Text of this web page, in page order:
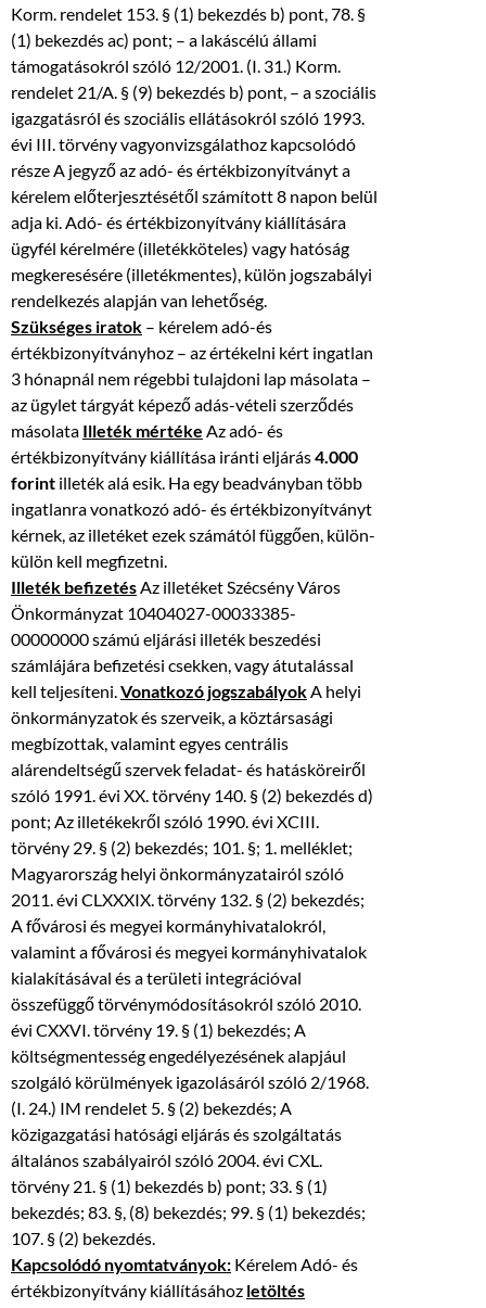
Korm. rendelet 153. § (1) bekezdés b) pont, 78. §
(1) bekezdés ac) pont; – a lakáscélú állami
támogatásokról szóló 12/2001. (I. 31.) Korm.
rendelet 21/A. § (9) bekezdés b) pont, – a szociális
igazgatásról és szociális ellátásokról szóló 1993.
évi III. törvény vagyonvizsgálathoz kapcsolódó
része A jegyző az adó- és értékbizonyítványt a
kérelem előterjesztésétől számított 8 napon belül
adja ki. Adó- és értékbizonyítvány kiállítására
ügyfél kérelmére (illetékköteles) vagy hatóság
megkeresésére (illetékmentes), külön jogszabályi
rendelkezés alapján van lehetőség.
Szükséges iratok – kérelem adó-és
értékbizonyítványhoz – az értékelni kért ingatlan
3 hónapnál nem régebbi tulajdoni lap másolata –
az ügylet tárgyát képező adás-vételi szerződés
másolata Illeték mértéke Az adó- és
értékbizonyítvány kiállítása iránti eljárás4.000
forint illeték alá esik. Ha egy beadványban több
ingatlanra vonatkozó adó- és értékbizonyítványt
kérnek, az illetéket ezek számától függően, külön-
külön kell megfizetni.
Illeték befizetésAz illetéket Szécsény Város
Önkormányzat 10404027-00033385-
00000000 számú eljárási illeték beszedési
számlájára befizetési csekken, vagy átutalással
kell teljesíteni.Vonatkozó jogszabályokA helyi
önkormányzatok és szerveik, a köztársasági
megbízottak, valamint egyes centrális
alárendeltségű szervek feladat- és hatásköreiről
szóló 1991. évi XX. törvény 140. § (2) bekezdés d)
pont; Az illetékekről szóló 1990. évi XCIII.
törvény 29. § (2) bekezdés; 101. §; 1. melléklet;
Magyarország helyi önkormányzatairól szóló
2011. évi CLXXXIX. törvény 132. § (2) bekezdés;
A fővárosi és megyei kormányhivatalokról,
valamint a fővárosi és megyei kormányhivatalok
kialakításával és a területi integrációval
összefüggő törvénymódosításokról szóló 2010.
évi CXXVI. törvény 19. § (1) bekezdés; A
költségmentesség engedélyezésének alapjául
szolgáló körülmények igazolásáról szóló 2/1968.
(I. 24.) IM rendelet 5. § (2) bekezdés; A
közigazgatási hatósági eljárás és szolgáltatás
általános szabályairól szóló 2004. évi CXL.
törvény 21. § (1) bekezdés b) pont; 33. § (1)
bekezdés; 83. §, (8) bekezdés; 99. § (1) bekezdés;
107. § (2) bekezdés.
Kapcsolódó nyomtatványok: Kérelem Adó- és
értékbizonyítvány kiállításához letöltés